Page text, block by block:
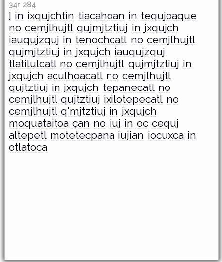
34r 284
] in ixqujchtin tiacahoan in tequjoaque
no cemjlhujtl qujmjtztiuj in jxqujch
iauqujzquj in tenochcatl no cemjlhujtl
qujmjtztiuj in jxqujch iauqujzquj
tlatilulcatl no cemjlhujtl qujmjtztiuj in
jxqujch aculhoacatl no cemjlhujtl
qujtztiuj in jxqujch tepanecatl no
cemjlhujtl qujtztiuj ixilotepecatl no
cemjlhujtl q'mjtztiuj in jxqujch
moquataitoa çan no iuj in oc cequj
altepetl motetecpana iujian iocuxca in
otlatoca